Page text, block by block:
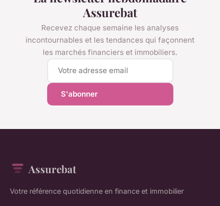
Assurebat
Recevez chaque semaine les analyses
incontournables et les tendances qui façonnent
les marchés financiers et immobiliers.
S'abonner
Assurebat
Votre référence quotidienne en finance et immobilier